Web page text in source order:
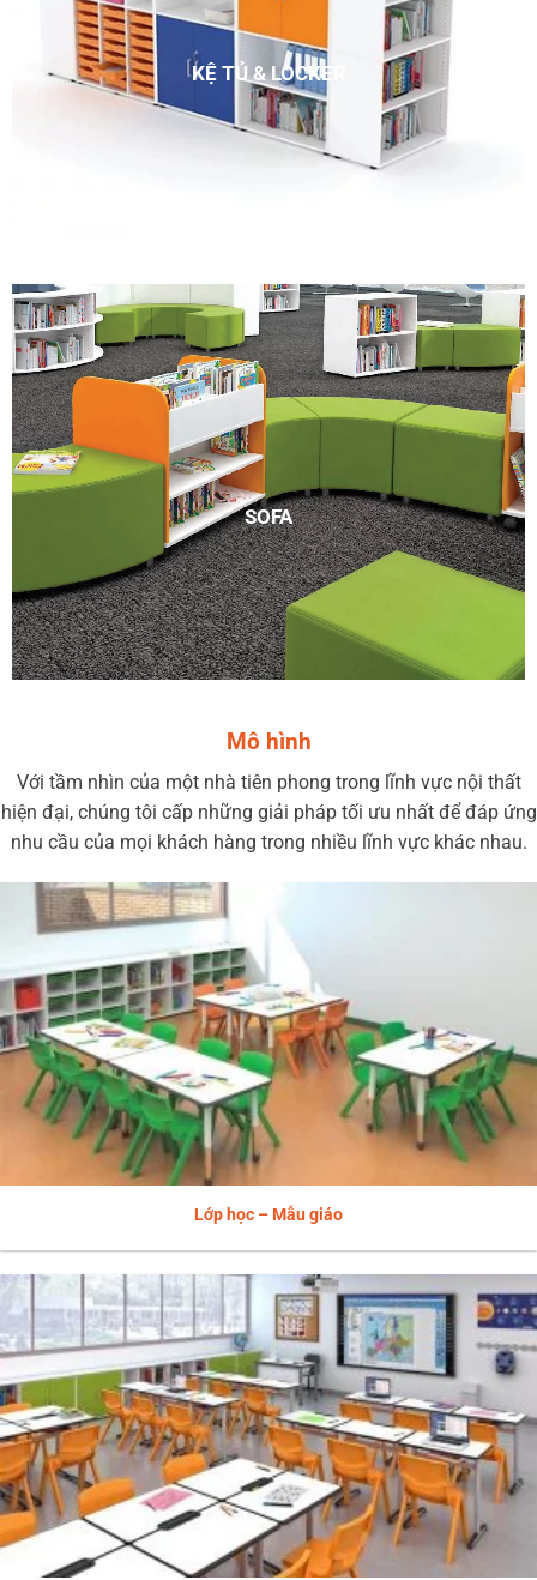
KỆ TỦ & LOCKER
SOFA
Mô hình
Với tầm nhìn của một nhà tiên phong trong lĩnh vực nội thất
hiện đại, chúng tôi cấp những giải pháp tối ưu nhất để đáp ứng
nhu cầu của mọi khách hàng trong nhiều lĩnh vực khác nhau.
Lớp học – Mẫu giáo